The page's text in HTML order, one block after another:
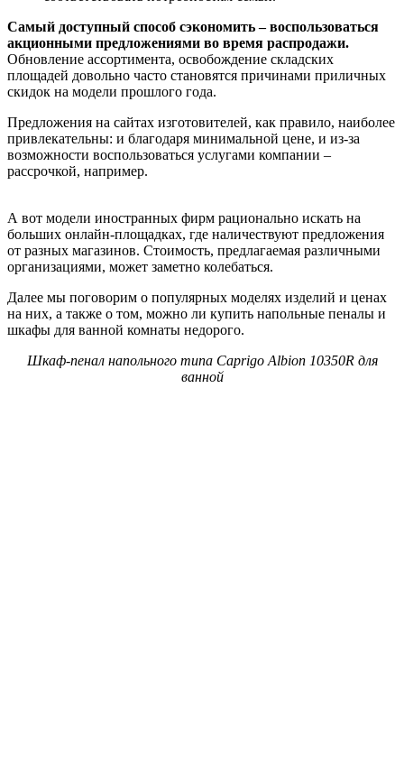
Самый доступный способ сэкономить – воспользоваться
акционными предложениями во время распродажи.
Обновление ассортимента, освобождение складских
площадей довольно часто становятся причинами приличных
скидок на модели прошлого года.
Предложения на сайтах изготовителей, как правило, наиболее
привлекательны: и благодаря минимальной цене, и из-за
возможности воспользоваться услугами компании –
рассрочкой, например.
А вот модели иностранных фирм рационально искать на
больших онлайн-площадках, где наличествуют предложения
от разных магазинов. Стоимость, предлагаемая различными
организациями, может заметно колебаться.
Далее мы поговорим о популярных моделях изделий и ценах
на них, а также о том, можно ли купить напольные пеналы и
шкафы для ванной комнаты недорого.
Шкаф-пенал напольного типа Caprigo Albion 10350R для
ванной